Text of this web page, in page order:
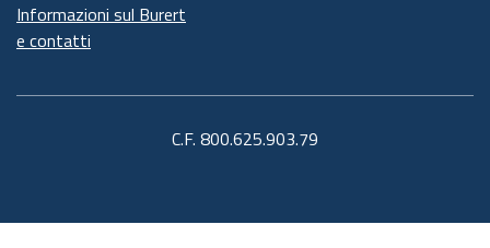
Informazioni sul Burert
e contatti
C.F. 800.625.903.79